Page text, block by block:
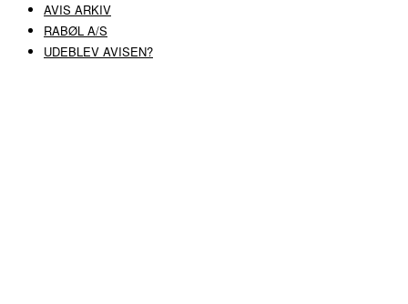
AVIS ARKIV
RABØL A/S
UDEBLEV AVISEN?